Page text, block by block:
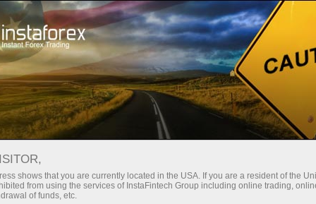
Pembukaan akun instan Platform Trading
Pemula Untuk Investor Untuk Mitra Promo
akun demo
shows that you are currently located in the USA. If you are a resident of the
from using the services of InstaFintech Group including online trading,
of funds, etc.